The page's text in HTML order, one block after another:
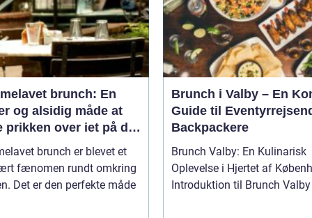
brunch: En
og alsidig måde at
prikken over iet på din
eller frokost
brunch er blevet et
fænomen rundt omkring
Det er den perfekte måde
Brunch i Valby – En
Guide til
Backpackere
Brunch Valby: En Kulinarisk
Oplevelse i Hjertet af